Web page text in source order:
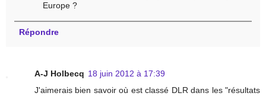
Europe ?
Répondre
A-J Holbecq 18 juin 2012 à 17:39
J'aimerais bien savoir où est classé DLR dans les "résultats